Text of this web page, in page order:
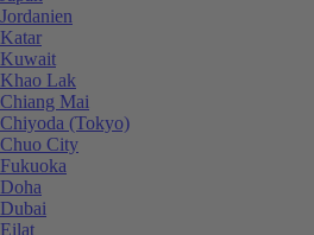
Jordanien
Katar
Kuwait
Khao Lak
Chiang Mai
Chiyoda (Tokyo)
Chuo City
Fukuoka
Doha
Dubai
Eilat